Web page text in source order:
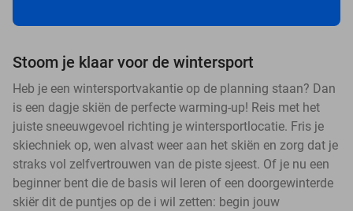
Stoom je klaar voor de wintersport
Heb je een wintersportvakantie op de planning staan? Dan
is een dagje skiën de perfecte warming-up! Reis met het
juiste sneeuwgevoel richting je wintersportlocatie. Fris je
skiechniek op, wen alvast weer aan het skiën en zorg dat je
straks vol zelfvertrouwen van de piste sjeest. Of je nu een
beginner bent die de basis wil leren of een doorgewinterde
skiër dit de puntjes op de i wil zetten: begin jouw